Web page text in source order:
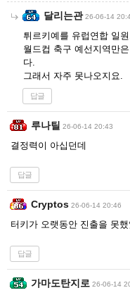
달리는관 26-06-14
튀르키예를 유럽연합 일
월드컵 축구 예선지역만
다.
그래서 자주 못나오지요.
답글
루나틸 26-06-14 20:43
결정력이 아십던데
답글
Cryptos 26-06-14 20:46
터키가 오랫동안 진출을 못했
답글
가마도탄지로 26-06-14